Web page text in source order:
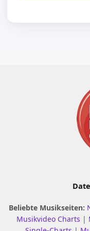
Beliebte Musikseiten:
Musikvideo Charts |